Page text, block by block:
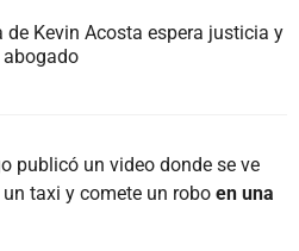
de Kevin Acosta espera justicia y
publicó un video donde se ve
taxi y comete un robo en una